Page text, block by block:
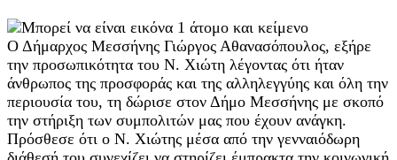
Ο Δήμαρχος Μεσσήνης Γιώργος Αθανασόπουλος, εξήρε
την προσωπικότητα του Ν. Χιώτη λέγοντας ότι ήταν
άνθρωπος της προσφοράς και της αλληλεγγύης και όλη την
περιουσία του, τη δώρισε στον Δήμο Μεσσήνης με σκοπό
την στήριξη των συμπολιτών μας που έχουν ανάγκη.
Πρόσθεσε ότι ο Ν. Χιώτης μέσα από την γενναιόδωρη